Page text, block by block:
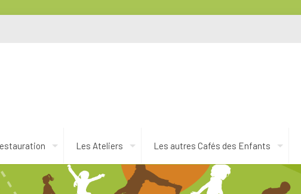
Les Ateliers Les autres Cafés des Enfants